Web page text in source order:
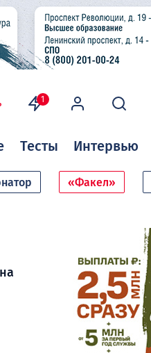
1
Тесты Интервью
«Факел»